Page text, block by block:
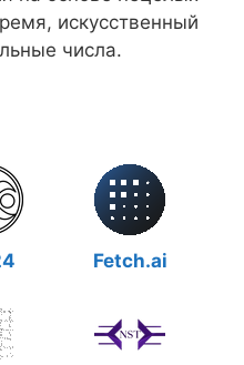
искусственный
числа.
Fetch.ai